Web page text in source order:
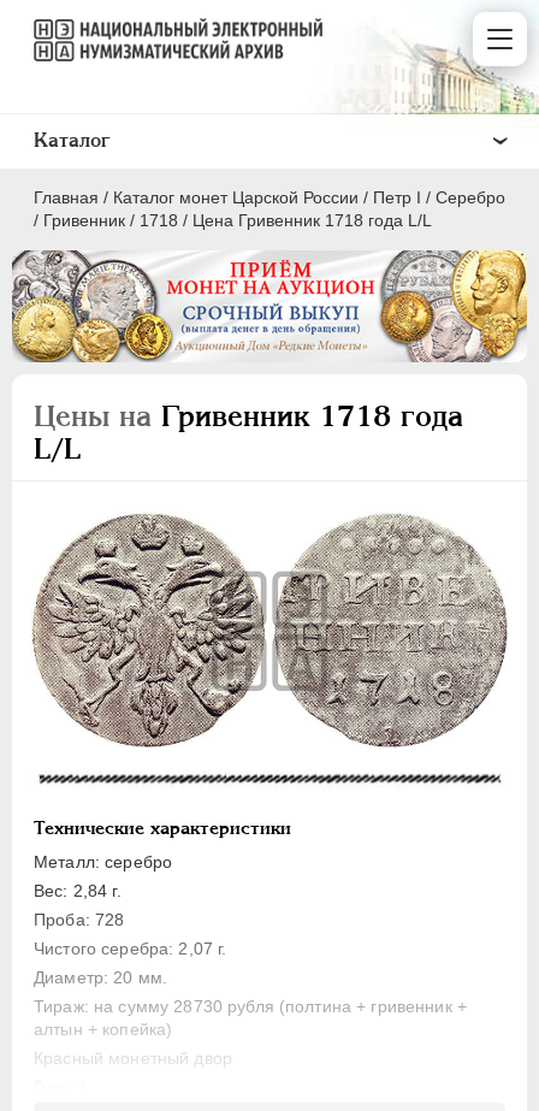
Главная / Каталог монет Царской России / Пeтр I / Серебро
/ Гривенник / 1718 / Цена Гривенник 1718 года L/L
Цены на Гривенник 1718 года
L/L
Технические характеристики
Металл: серебро
Вес: 2,84 г.
Проба: 728
Чистого серебра: 2,07 г.
Диаметр: 20 мм.
Тираж: на сумму 28730 рубля (полтина + гривенник +
алтын + копейка)
Красный монетный двор
Каталог
ПEТР I 1699 - 1725
Серебро
Полуполтинник
Гривенник
Гривна
10 денег
5 копеек
Алтын(ник)
1 копейка
Пробные
Для Речи Посполитой
Монетовидные жетоны
ЕКАТЕРИНА I 1725-1727
ПЕТР II 1727-1729
АННА ИОАННОВНА 1730-1740
ИОАНН АНТОНОВИЧ